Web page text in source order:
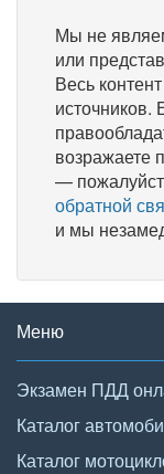
Мы не
или
Весь
источников.
возражаете
—
обратной
и мы
Меню
Экзамен ПДД
Каталог
Каталог